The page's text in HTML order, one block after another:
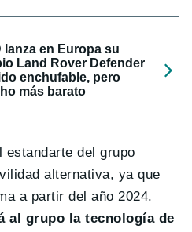
lanza en Europa su
Land Rover Defender
enchufable, pero
más barato
del grupo
alternativa, ya que
a partir del año 2024.
al grupo la tecnología de